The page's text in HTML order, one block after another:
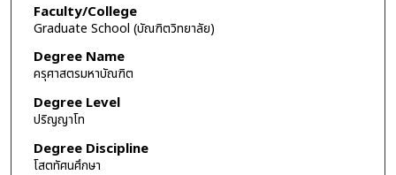
Faculty/College
Graduate School (บัณฑิตวิทยาลัย)
Degree Name
ครุศาสตรมหาบัณฑิต
Degree Level
ปริญญาโท
Degree Discipline
โสตทัศนศึกษา